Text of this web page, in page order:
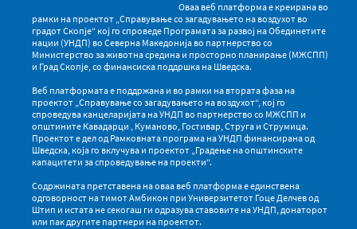
Оваа веб платформа е креирана во
рамки на проектот „Справување со загадувањето на воздухот во
градот Скопје“ кој го спроведе Програмата за развој на Обединетите
нации (УНДП) во Северна Македонија во партнерство со
Министерство за животна средина и просторно планирање (МЖСПП)
и Град Скопје, со финансиска поддршка на Шведска.
Веб платформата е поддржана и во рамки на втората фаза на
проектот „Справување со загадувањето на воздухот“, кој го
спроведува канцеларијата на УНДП во партнерство со МЖСПП и
општините Кавадарци , Куманово, Гостивар, Струга и Струмица.
Проектот е дел од Рамковната програма на УНДП финансирана од
Шведска, која го вклучува и проектот „Градење на општинските
капацитети за спроведување на проекти“.
Содржината претставена на оваа веб платформа е единствена
одговорност на тимот Амбикон при Универзитетот Гоце Делчев од
Штип и истата не секогаш ги одразува ставовите на УНДП, донаторот
или пак другите партнери на проектот.